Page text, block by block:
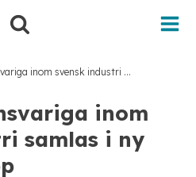
Hållbarhetsansvariga inom svensk industri samlas i ny nätverksgrupp
inom
samlas i ny